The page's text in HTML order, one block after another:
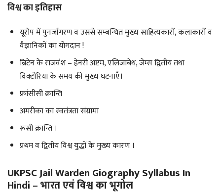
विश्व का इतिहास
यूरोप में पुनर्जागरण व उससे सम्बन्धित मुख्य साहित्यकारों, कलाकारों व
वैज्ञानिकों का योगदान !
ब्रिटेन के राजवंश – हेनरी अष्टम, एलिजाबेथ, जेम्स द्वितीय तथा
विक्टोरिया के समय की मुख्य घटनाएँ।
फ्रांसीसी क्रान्ति
अमरीका का स्वतंत्रता संग्रामा
रूसी क्रान्ति ।
प्रथम व द्वितीय विश्व युद्धों के मुख्य कारण ।
UKPSC Jail Warden Giography Syllabus In
Hindi – भारत एवं विश्व का भूगोल